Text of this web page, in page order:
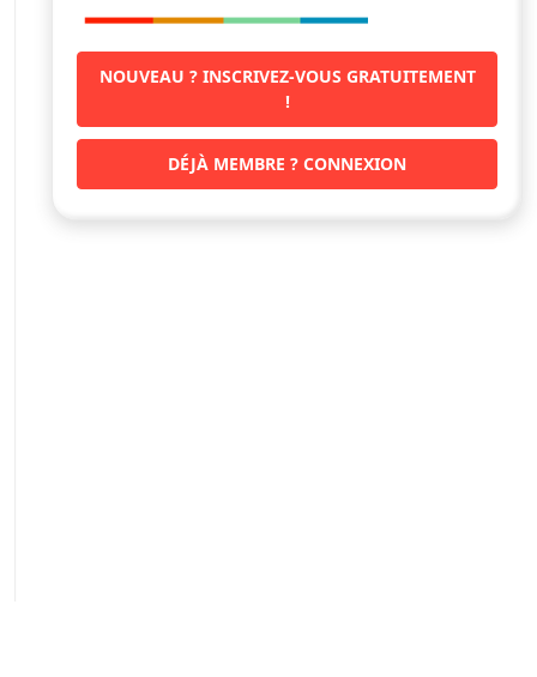
NOUVEAU ? INSCRIVEZ-VOUS GRATUITEMENT
!
DÉJÀ MEMBRE ? CONNEXION